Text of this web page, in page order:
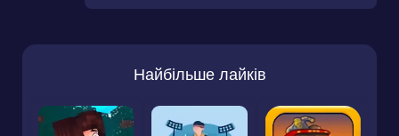
Найбільше лайків